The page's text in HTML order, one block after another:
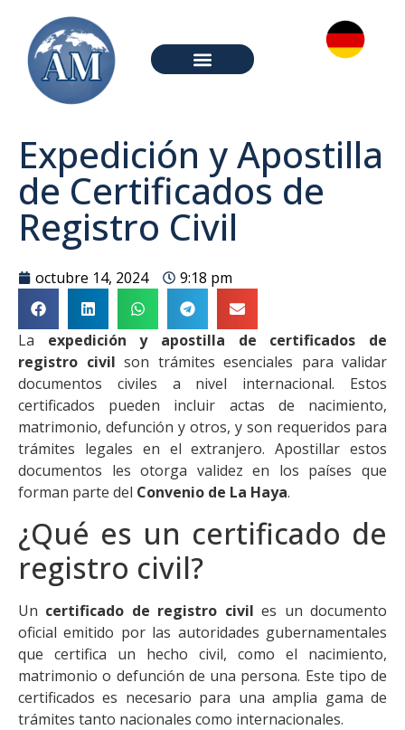
Expedición y Apostilla
de Certificados de
Registro Civil
octubre 14, 2024 9:18 pm
La expedición y apostilla de certificados de
registro civil son trámites esenciales para validar
documentos civiles a nivel internacional. Estos
certificados pueden incluir actas de nacimiento,
matrimonio, defunción y otros, y son requeridos para
trámites legales en el extranjero. Apostillar estos
documentos les otorga validez en los países que
forman parte del Convenio de La Haya.
¿Qué es un certificado de
registro civil?
Un certificado de registro civil es un documento
oficial emitido por las autoridades gubernamentales
que certifica un hecho civil, como el nacimiento,
matrimonio o defunción de una persona. Este tipo de
certificados es necesario para una amplia gama de
trámites tanto nacionales como internacionales.